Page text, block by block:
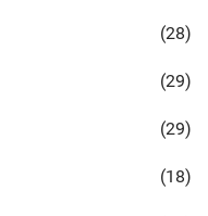
(28)
(29)
(29)
(18)